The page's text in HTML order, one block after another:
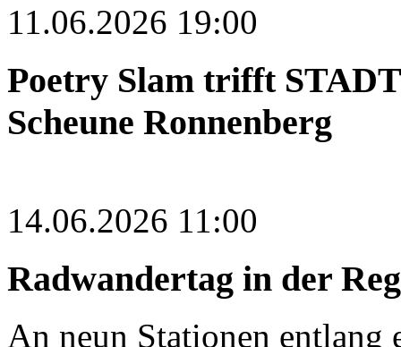
11.06.2026 19:00
Poetry Slam trifft
Scheune Ronnenberg
14.06.2026 11:00
Radwandertag in der
An neun Stationen entlang